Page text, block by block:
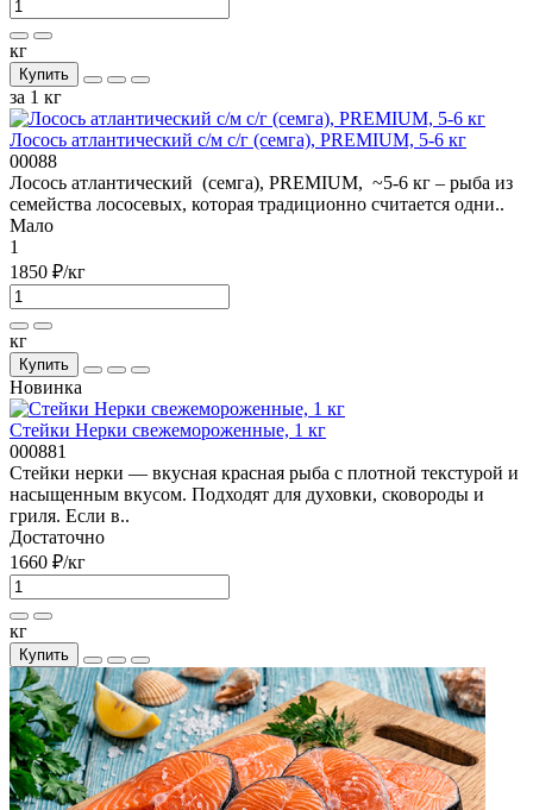
кг
Купить
за 1 кг
Лосось атлантический с/м с/г (семга), PREMIUM, 5-6 кг
00088
Лосось атлантический (семга), PREMIUM, ~5-6 кг – рыба из
семейства лососевых, которая традиционно считается одни..
Мало
1
1850 ₽/кг
кг
Купить
Новинка
Стейки Нерки свежемороженные, 1 кг
000881
Стейки нерки — вкусная красная рыба с плотной текстурой и
насыщенным вкусом. Подходят для духовки, сковороды и
гриля. Если в..
Достаточно
1660 ₽/кг
кг
Купить